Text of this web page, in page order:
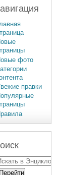
фото
правки